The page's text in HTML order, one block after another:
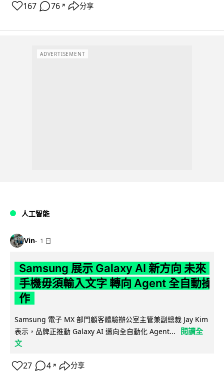
167 76 ↗ 分享
ADVERTISEMENT
人工智能
Vin 1 日
Samsung 展示 Galaxy AI 新方向 未來
手機毋須輸入文字 轉向 Agent 全自動操
作
Samsung 電子 MX 部門顧客體驗辦公室主管兼副總裁 Jay Kim
表示，品牌正推動 Galaxy AI 邁向全自動化 Agent...
閱讀全
文
27 4 ↗ 分享